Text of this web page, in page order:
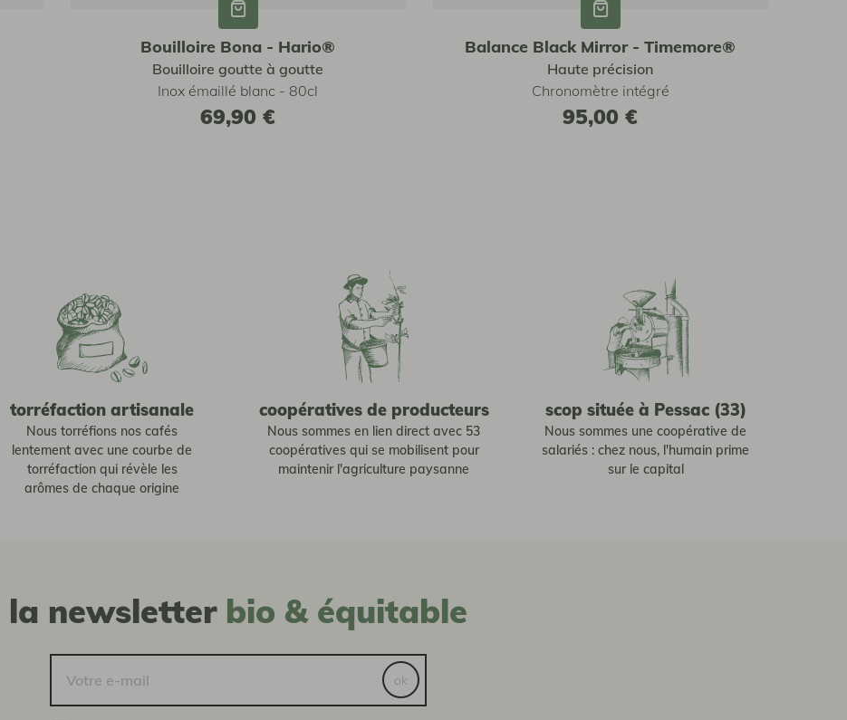
Bouilloire Bona - Hario®
Bouilloire goutte à goutte
Inox émaillé blanc - 80cl
69,90 €
Balance Black Mirror - Timemore®
Haute précision
Chronomètre intégré
95,00 €
torréfaction artisanale
Nous torréfions nos cafés
lentement avec une courbe de
torréfaction qui révèle les
arômes de chaque origine
coopératives de producteurs
Nous sommes en lien direct avec 53
coopératives qui se mobilisent pour
maintenir l'agriculture paysanne
scop située à Pessac (33)
Nous sommes une coopérative de
salariés : chez nous, l'humain prime
sur le capital
la newsletter bio & équitable
ok